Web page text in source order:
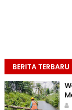
BERITA TERBARU